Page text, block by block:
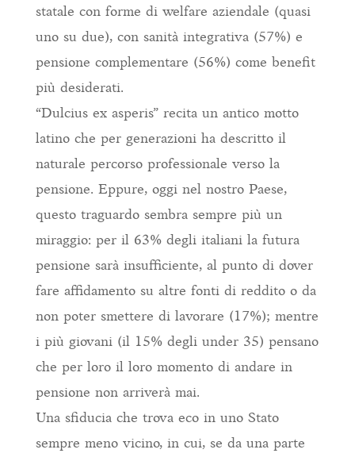
statale con forme di welfare aziendale (quasi
uno su due), con sanità integrativa (57%) e
pensione complementare (56%) come benefit
più desiderati.
“Dulcius ex asperis” recita un antico motto
latino che per generazioni ha descritto il
naturale percorso professionale verso la
pensione. Eppure, oggi nel nostro Paese,
questo traguardo sembra sempre più un
miraggio: per il 63% degli italiani la futura
pensione sarà insufficiente, al punto di dover
fare affidamento su altre fonti di reddito o da
non poter smettere di lavorare (17%); mentre
i più giovani (il 15% degli under 35) pensano
che per loro il loro momento di andare in
pensione non arriverà mai.
Una sfiducia che trova eco in uno Stato
sempre meno vicino, in cui, se da una parte